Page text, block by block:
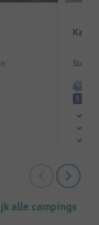
3.8
alle campings